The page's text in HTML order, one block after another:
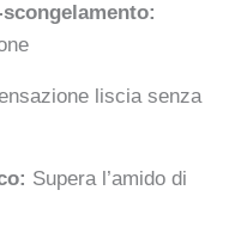
liscia senza
Supera l’amido di